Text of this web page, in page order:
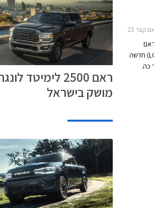
2025
2500 בגרסת לימיטד לונגהורן (LONGHORN) חדשה
כה.
ראם 2500 לימיטד
מושק בישראל